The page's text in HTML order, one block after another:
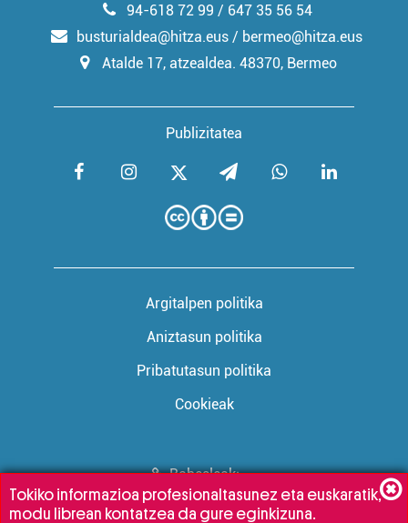
Publizitatea
94-618 72 99 / 647 35 56 54
busturialdea@hitza.eus / bermeo@hitza.eus
Atalde 17, atzealdea. 48370, Bermeo
Argitalpen politika
Aniztasun politika
Pribatutasun politika
Cookieak
Babesleak:
Tokiko informazioa profesionaltasunez eta euskaratik,
modu librean kontatzea da gure eginkizuna.